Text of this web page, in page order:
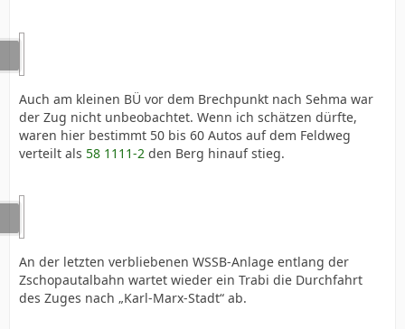
Auch am kleinen BÜ vor dem Brechpunkt nach Sehma war
der Zug nicht unbeobachtet. Wenn ich schätzen dürfte,
waren hier bestimmt 50 bis 60 Autos auf dem Feldweg
verteilt als 58 1111-2 den Berg hinauf stieg.
An der letzten verbliebenen WSSB-Anlage entlang der
Zschopautalbahn wartet wieder ein Trabi die Durchfahrt
des Zuges nach „Karl-Marx-Stadt“ ab.